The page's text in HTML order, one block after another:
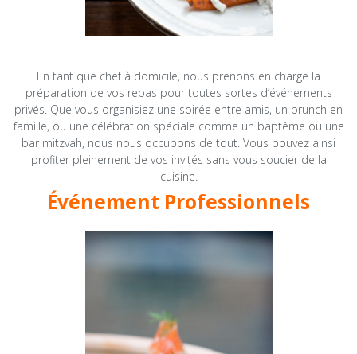
En tant que chef à domicile, nous prenons en charge la
préparation de vos repas pour toutes sortes d’événements
privés. Que vous organisiez une soirée entre amis, un brunch en
famille, ou une célébration spéciale comme un baptême ou une
bar mitzvah, nous nous occupons de tout. Vous pouvez ainsi
profiter pleinement de vos invités sans vous soucier de la
cuisine.
Événement Professionnels